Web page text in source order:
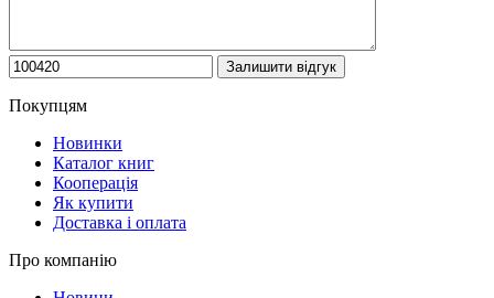
Покупцям
Новинки
Каталог книг
Кооперація
Як купити
Доставка і оплата
Про компанію